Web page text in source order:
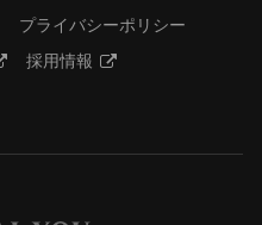
プライバシーポリシー
採用情報